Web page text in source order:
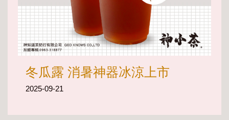
冬瓜露 消暑神器冰涼上市
2025-09-21